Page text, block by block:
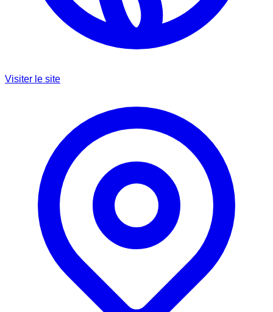
Visiter le site